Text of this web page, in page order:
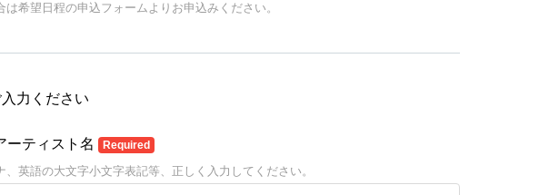
希望日程の申込フォームよりお申込みください。
力ください
ーティスト名 Required
、英語の大文字小文字表記等、正しく入力してください。